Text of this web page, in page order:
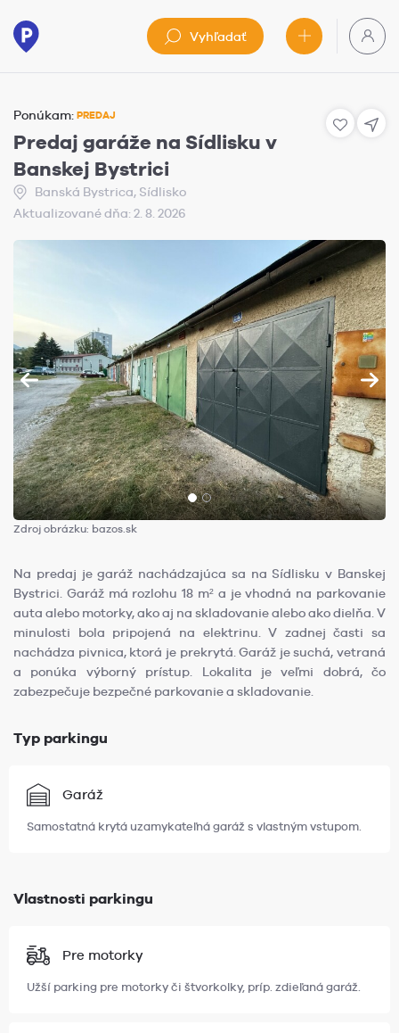
Vyhľadať
Ponúkam: PREDAJ
Predaj garáže na Sídlisku v
Banskej Bystrici
Banská Bystrica, Sídlisko
Aktualizované dňa: 2. 8. 2026
Zdroj obrázku: bazos.sk
Na predaj je garáž nachádzajúca sa na Sídlisku v Banskej
Bystrici. Garáž má rozlohu 18 m² a je vhodná na parkovanie
auta alebo motorky, ako aj na skladovanie alebo ako dielňa. V
minulosti bola pripojená na elektrinu. V zadnej časti sa
nachádza pivnica, ktorá je prekrytá. Garáž je suchá, vetraná
a ponúka výborný prístup. Lokalita je veľmi dobrá, čo
zabezpečuje bezpečné parkovanie a skladovanie.
Typ parkingu
Garáž
Samostatná krytá uzamykateľná garáž s vlastným vstupom.
Vlastnosti parkingu
Pre motorky
Užší parking pre motorky či štvorkolky, príp. zdieľaná garáž.